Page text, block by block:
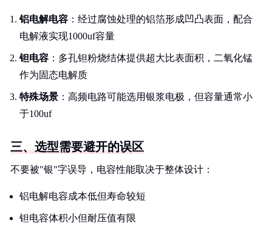
铝电解电容 ：经过腐蚀处理的铝箔形成凹凸表面，配合
电解液实现1000uf容量
钽电容 ：多孔钽粉烧结体提供超大比表面积，二氧化锰
作为固态电解质
特殊场景 ：高频电路可能选用银浆电极，但容量通常小
于100uf
三、选型需要避开的误区
不要被"银"字误导，电容性能取决于整体设计：
铝电解电容成本低但寿命较短
钽电容体积小但耐压值有限